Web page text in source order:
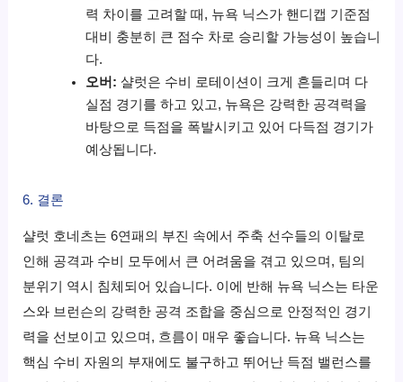
력 차이를 고려할 때, 뉴욕 닉스가 핸디캡 기준점
대비 충분히 큰 점수 차로 승리할 가능성이 높습니
다.
오버: 샬럿은 수비 로테이션이 크게 흔들리며 다
실점 경기를 하고 있고, 뉴욕은 강력한 공격력을
바탕으로 득점을 폭발시키고 있어 다득점 경기가
예상됩니다.
6. 결론
샬럿 호네츠는 6연패의 부진 속에서 주축 선수들의 이탈로
인해 공격과 수비 모두에서 큰 어려움을 겪고 있으며, 팀의
분위기 역시 침체되어 있습니다. 이에 반해 뉴욕 닉스는 타운
스와 브런슨의 강력한 공격 조합을 중심으로 안정적인 경기
력을 선보이고 있으며, 흐름이 매우 좋습니다. 뉴욕 닉스는
핵심 수비 자원의 부재에도 불구하고 뛰어난 득점 밸런스를